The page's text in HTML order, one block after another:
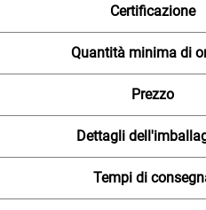
Certificazione
Quantità minima di
Prezzo
Dettagli
Tempi di